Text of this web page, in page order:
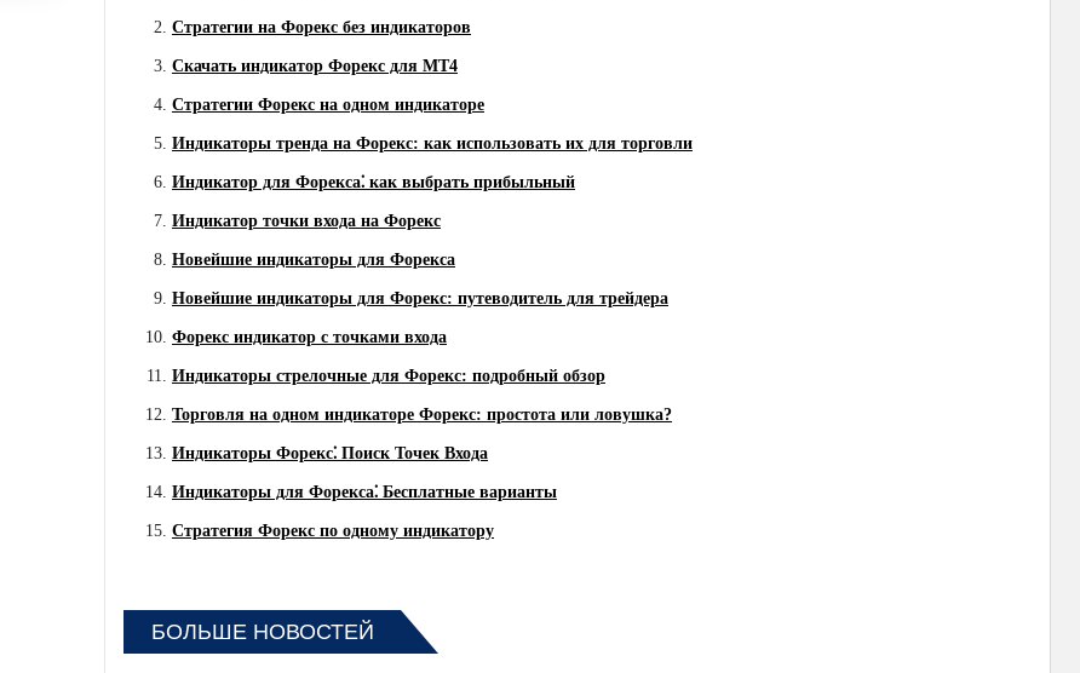
Стратегии на Форекс без индикаторов
Скачать индикатор Форекс для MT4
Стратегии Форекс на одном индикаторе
Индикаторы тренда на Форекс: как использовать их для торговли
Индикатор для Форекса⁚ как выбрать прибыльный
Индикатор точки входа на Форекс
Новейшие индикаторы для Форекса
Новейшие индикаторы для Форекс: путеводитель для трейдера
Форекс индикатор с точками входа
Индикаторы стрелочные для Форекс: подробный обзор
Торговля на одном индикаторе Форекс: простота или ловушка?
Индикаторы Форекс⁚ Поиск Точек Входа
Индикаторы для Форекса⁚ Бесплатные варианты
Стратегия Форекс по одному индикатору
БОЛЬШЕ НОВОСТЕЙ